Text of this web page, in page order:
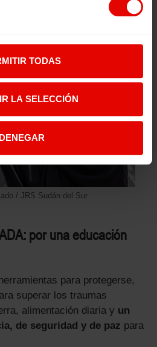
TODAS
LA SELECCIÓN
DENEGAR
/ JRS Sudán del Sur
por una educación
para protegerse,
superar los traumas
alimentación diaria y un
de seguridad y de paz para